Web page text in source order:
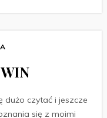
dużo czytać i jeszcze
się z moimi